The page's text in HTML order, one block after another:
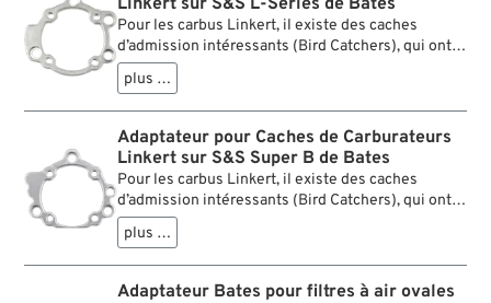
Linkert sur S&S L-Series de Bates
Pour les carbus Linkert, il existe des caches
d’admission intéressants (Bird Catchers), qui ont
aussi un bon look sur autres carbus. Cet adaptateur
le permet en un clin d’œil. Proprement usiné CNC
pour un montage parfait. Comme l’alésage des
carbus Linkert est un peu plus petit, l’admission
d’air est un peu bridée par cet adaptateur. Les
amateurs de performance devraient donc prendre
ceci en considération.
plus …
Adaptateur pour Caches de Carburateurs
Linkert sur S&S Super B de Bates
Pour les carbus Linkert, il existe des caches
d’admission intéressants (Bird Catchers), qui ont
aussi un bon look sur autres carbus. Cet adaptateur
le permet en un clin d’œil. Proprement usiné CNC
pour un montage parfait. Comme l’alésage des
carbus Linkert est un peu plus petit, l’admission
plus …
Adaptateur Bates pour filtres à air ovales